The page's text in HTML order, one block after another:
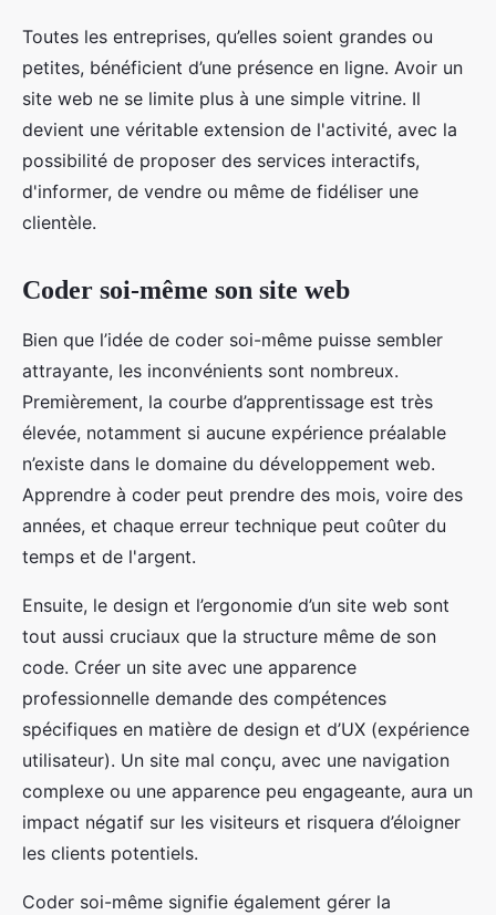
Toutes les entreprises, qu’elles soient grandes ou
petites, bénéficient d’une présence en ligne. Avoir un
site web ne se limite plus à une simple vitrine. Il
devient une véritable extension de l'activité, avec la
possibilité de proposer des services interactifs,
d'informer, de vendre ou même de fidéliser une
clientèle.
Coder soi-même son site web
Bien que l’idée de coder soi-même puisse sembler
attrayante, les inconvénients sont nombreux.
Premièrement, la courbe d’apprentissage est très
élevée, notamment si aucune expérience préalable
n’existe dans le domaine du développement web.
Apprendre à coder peut prendre des mois, voire des
années, et chaque erreur technique peut coûter du
temps et de l'argent.
Ensuite, le design et l’ergonomie d’un site web sont
tout aussi cruciaux que la structure même de son
code. Créer un site avec une apparence
professionnelle demande des compétences
spécifiques en matière de design et d’UX (expérience
utilisateur). Un site mal conçu, avec une navigation
complexe ou une apparence peu engageante, aura un
impact négatif sur les visiteurs et risquera d’éloigner
les clients potentiels.
Coder soi-même signifie également gérer la